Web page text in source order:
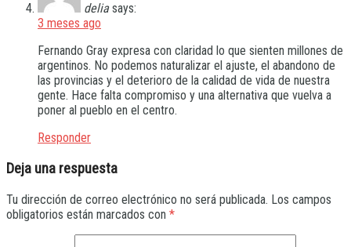
delia says:
3 meses ago
Fernando Gray expresa con claridad lo que sienten millones de
argentinos. No podemos naturalizar el ajuste, el abandono de
las provincias y el deterioro de la calidad de vida de nuestra
gente. Hace falta compromiso y una alternativa que vuelva a
poner al pueblo en el centro.
Responder
Deja una respuesta
Tu dirección de correo electrónico no será publicada. Los campos
obligatorios están marcados con *